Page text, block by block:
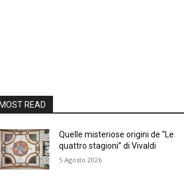
READ
Quelle misteriose origini de “Le
quattro stagioni” di Vivaldi
5 Agosto 2026